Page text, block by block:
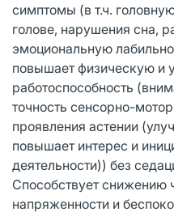
симптомы (в т.ч.
голове, нарушения сна,
эмоциональную
повышает физическую и
работоспособность
точность сенсорно-
проявления астении
повышает интерес и
деятельности)) без
Способствует снижению
напряженности и